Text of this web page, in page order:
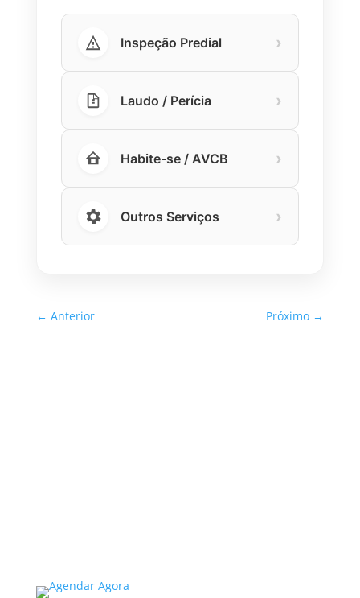
Inspeção Predial ›
Laudo / Perícia ›
Habite-se / AVCB ›
Outros Serviços ›
← Anterior Próximo →